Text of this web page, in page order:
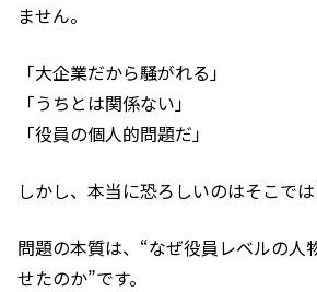
ません。
「大企業だから騒がれる」
「うちとは関係ない」
「役員の個人的問題だ」
しかし、本当に恐ろしいのはそこでは
問題の本質は、“なぜ役員レベルの人
せたのか”です。